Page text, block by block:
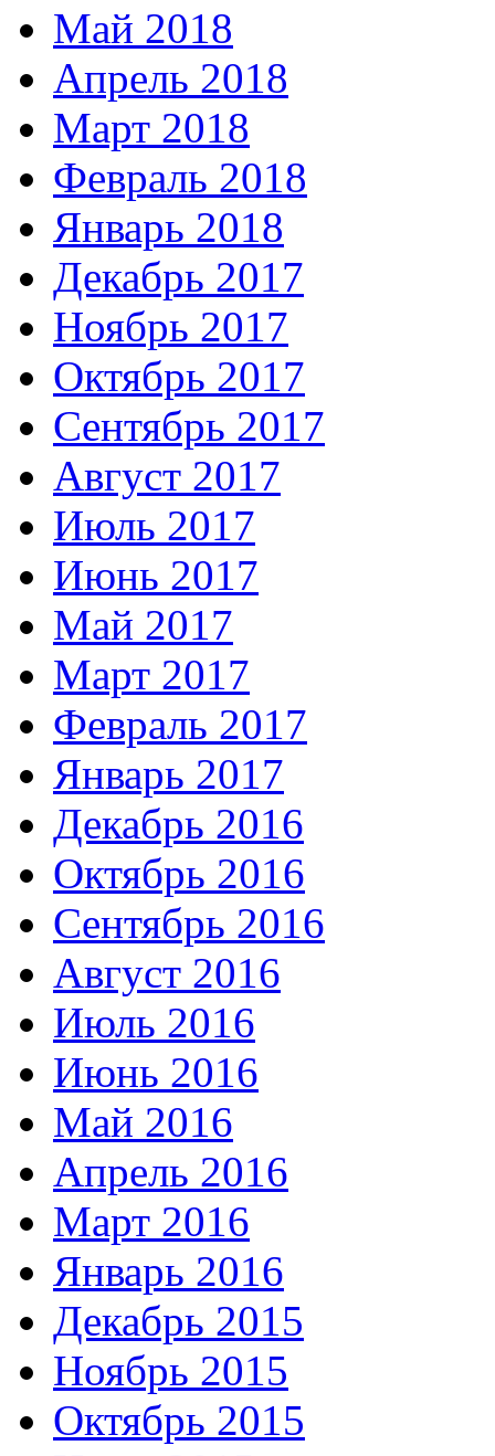
Май 2018
Апрель 2018
Март 2018
Февраль 2018
Январь 2018
Декабрь 2017
Ноябрь 2017
Октябрь 2017
Сентябрь 2017
Август 2017
Июль 2017
Июнь 2017
Май 2017
Март 2017
Февраль 2017
Январь 2017
Декабрь 2016
Октябрь 2016
Сентябрь 2016
Август 2016
Июль 2016
Июнь 2016
Май 2016
Апрель 2016
Март 2016
Январь 2016
Декабрь 2015
Ноябрь 2015
Октябрь 2015